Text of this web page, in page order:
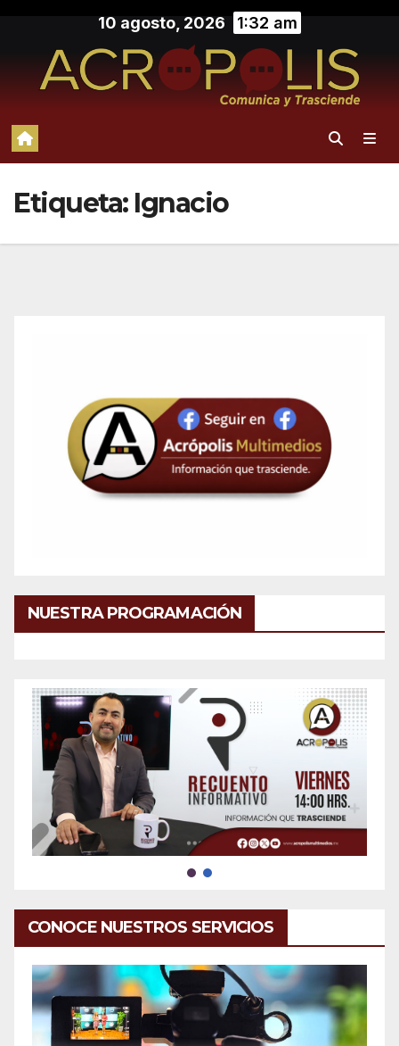
contenido
10 agosto, 2026 1:32 am
Etiqueta: Ignacio
NUESTRA PROGRAMACIÓN
CONOCE NUESTROS SERVICIOS